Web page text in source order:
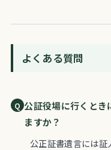
よくある質問
公証役場に行くとき
ますか？
公正証書遺言には